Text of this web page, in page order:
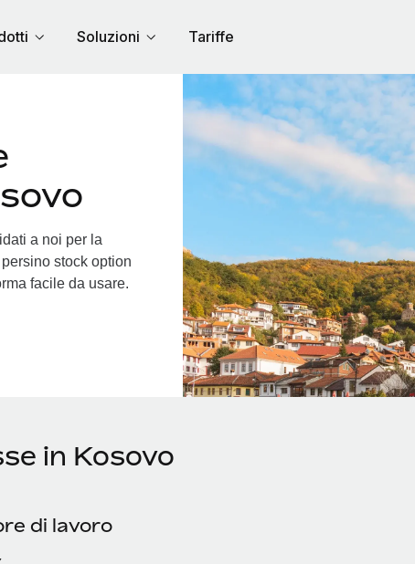
Soluzioni Tariffe
a noi per la
stock option
facile da usare.
in Kosovo
di lavoro